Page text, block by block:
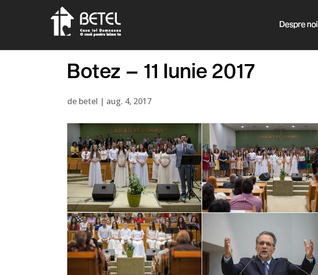
Despre noi
Botez – 11 Iunie 2017
de betel | aug. 4, 2017